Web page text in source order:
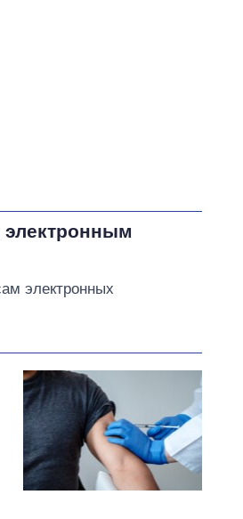
электронным
электронных